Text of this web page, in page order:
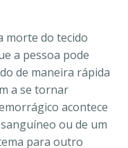
morte do tecido
a pessoa pode
de maneira rápida
a se tornar
acontece
ou de um
para outro